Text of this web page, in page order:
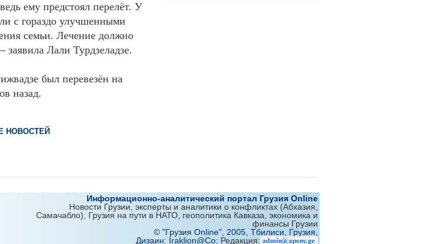
ему предстоял перелёт. У
с гораздо улучшенными
семьи. Лечение должно
Лали Турдзеладзе.
был перевезён на
назад.
НОВОСТЕЙ
Информационно-аналитический портал Грузия Online
Новости Грузии, эксперты и аналитики о конфликтах (Абхазия,
Самачабло), Грузия на пути в НАТО, геополитика Кавказа, экономика и
финансы Грузии
© "Грузия Online", 2005, Тбилиси, Грузия,
Дизаин: Iraklion@Co; Редакция: